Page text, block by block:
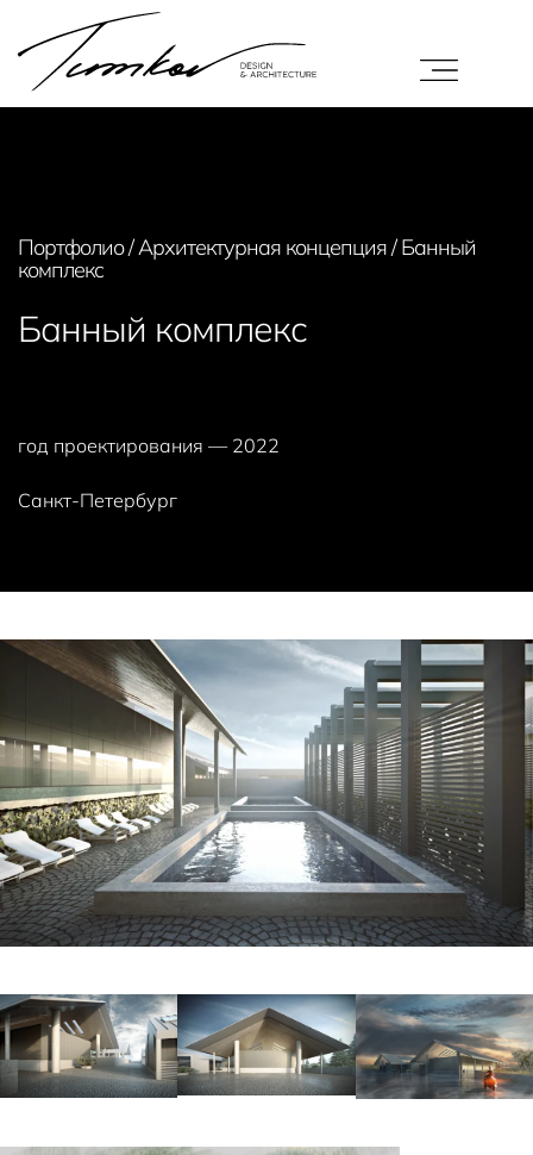
Портфолио/Архитектурная концепция/Банный
комплекс
Банный комплекс
год проектирования — 2022
Санкт-Петербург